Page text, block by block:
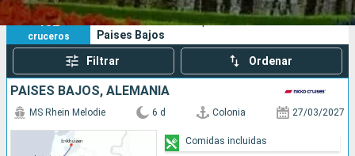
Puertos Compañías
Buscar
132
cruceros
Sus criterios de búsqueda:
Paises Bajos
Filtrar Ordenar
PAISES BAJOS, ALEMANIA
MS Rhein Melodie 6 d Colonia 27/03/2027
Comidas incluidas